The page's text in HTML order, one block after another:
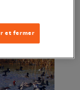
oiseaux
et fermer